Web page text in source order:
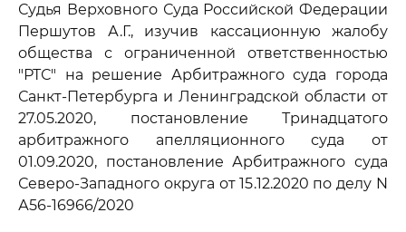
Судья Верховного Суда Российской Федерации
Першутов А.Г., изучив кассационную жалобу
общества с ограниченной ответственностью
"РТС" на решение Арбитражного суда города
Санкт-Петербурга и Ленинградской области от
27.05.2020, постановление Тринадцатого
арбитражного апелляционного суда от
01.09.2020, постановление Арбитражного суда
Северо-Западного округа от 15.12.2020 по делу N
А56-16966/2020